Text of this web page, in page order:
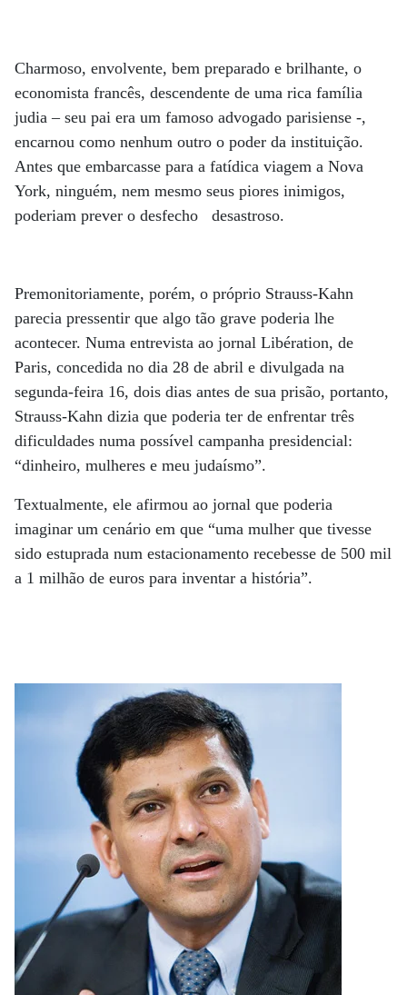
Charmoso, envolvente, bem preparado e brilhante, o
economista francês, descendente de uma rica família
judia – seu pai era um famoso advogado parisiense -,
encarnou como nenhum outro o poder da instituição.
Antes que embarcasse para a fatídica viagem a Nova
York, ninguém, nem mesmo seus piores inimigos,
poderiam prever o desfecho desastroso.
Premonitoriamente, porém, o próprio Strauss-Kahn
parecia pressentir que algo tão grave poderia lhe
acontecer. Numa entrevista ao jornal Libération, de
Paris, concedida no dia 28 de abril e divulgada na
segunda-feira 16, dois dias antes de sua prisão, portanto,
Strauss-Kahn dizia que poderia ter de enfrentar três
dificuldades numa possível campanha presidencial:
“dinheiro, mulheres e meu judaísmo”.
Textualmente, ele afirmou ao jornal que poderia
imaginar um cenário em que “uma mulher que tivesse
sido estuprada num estacionamento recebesse de 500 mil
a 1 milhão de euros para inventar a história”.